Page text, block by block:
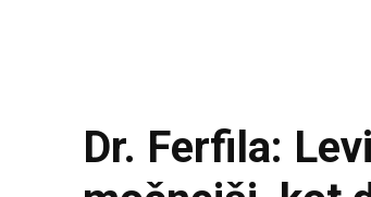
Dr. Ferfila: